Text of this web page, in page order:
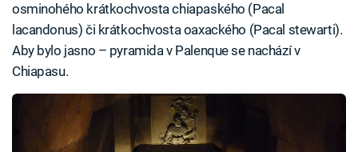
osminohého krátkochvosta chiapaského (Pacal
lacandonus) či krátkochvosta oaxackého (Pacal stewarti).
Aby bylo jasno – pyramida v Palenque se nachází v
Chiapasu.